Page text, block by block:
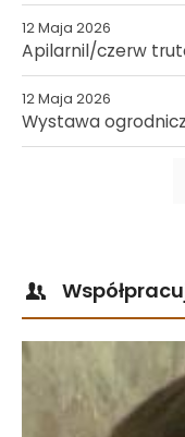
12 Maja 2026
Apilarnil/czerw
12 Maja 2026
Wystawa